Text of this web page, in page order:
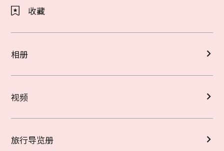
收藏
相册
视频
旅行导览册